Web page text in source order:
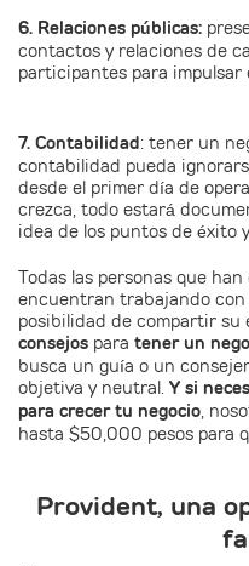
6. Relaciones públicas:
contactos y relaciones de
participantes para impulsar
7. Contabilidad: tener un
contabilidad pueda
desde el primer día de
crezca, todo estará
idea de los puntos de éxito
Todas las personas que
encuentran trabajando
posibilidad de compartir su
consejos para tener un
busca un guía o un
objetiva y neutral. Y si
para crecer tu negocio,
hasta $50,000 pesos para
Provident, una